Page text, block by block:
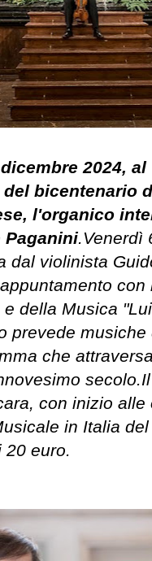
2024,
bicentenario
l'organico
Paganini
dal violinista
della Musica
prevede
che
secolo.
con inizio
in Italia
euro.